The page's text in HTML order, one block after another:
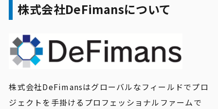
株式会社DeFimansについて
株式会社DeFimansはグローバルなフィールドでプロ
ジェクトを手掛けるプロフェッショナルファームで